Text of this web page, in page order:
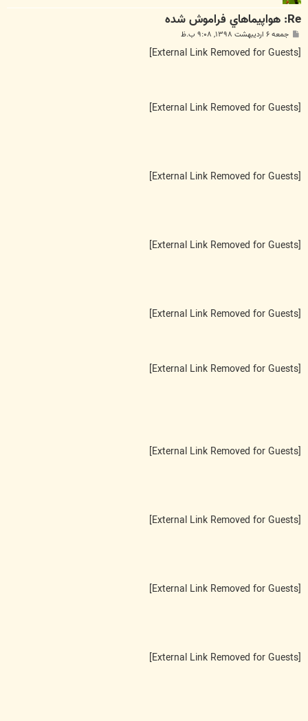
Re: هواپيماهاي فراموش شده
ت
جمعه ۶ اردیبهشت ۱۳۹۸, ۹:۰۸ ب.ظ
[External Link Removed for Guests]
[External Link Removed for Guests]
[External Link Removed for Guests]
[External Link Removed for Guests]
[External Link Removed for Guests]
[External Link Removed for Guests]
[External Link Removed for Guests]
[External Link Removed for Guests]
[External Link Removed for Guests]
[External Link Removed for Guests]